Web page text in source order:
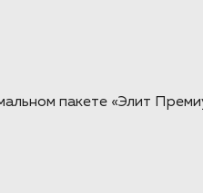
пакете «Элит